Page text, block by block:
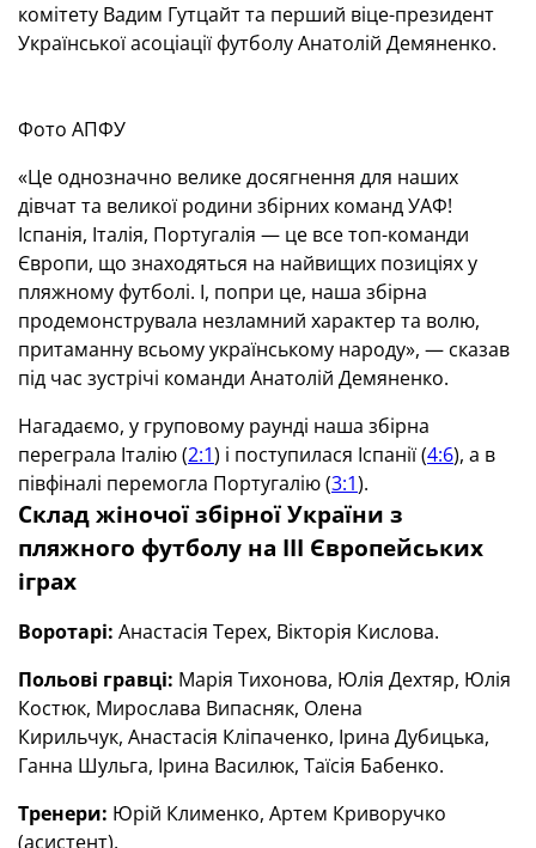
комітету Вадим Гутцайт та перший віце-президент
Української асоціації футболу Анатолій Демяненко.
Фото АПФУ
«Це однозначно велике досягнення для наших
дівчат та великої родини збірних команд УАФ!
Іспанія, Італія, Португалія — це все топ-команди
Європи, що знаходяться на найвищих позиціях у
пляжному футболі. І, попри це, наша збірна
продемонструвала незламний характер та волю,
притаманну всьому українському народу», — сказав
під час зустрічі команди Анатолій Демяненко.
Нагадаємо, у груповому раунді наша збірна
переграла Італію (2:1) і поступилася Іспанії (4:6), а в
півфіналі перемогла Португалію (3:1).
Склад жіночої збірної України з
пляжного футболу на III Європейських
іграх
Воротарі: Анастасія Терех, Вікторія Кислова.
Польові гравці: Марія Тихонова, Юлія Дехтяр, Юлія
Костюк, Мирослава Випасняк, Олена
Кирильчук, Анастасія Кліпаченко, Ірина Дубицька,
Ганна Шульга, Ірина Василюк, Таїсія Бабенко.
Тренери: Юрій Клименко, Артем Криворучко
(асистент).